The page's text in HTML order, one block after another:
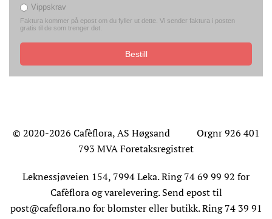
Vippskrav
Faktura kommer på epost om du fyller ut dette. Vi sender faktura i posten
gratis til de som trenger det.
Bestill
© 2020-2026 Cafèflora, AS Høgsand Orgnr 926 401
793 MVA Foretaksregistret
Leknessjøveien 154, 7994 Leka. Ring 74 69 99 92 for
Cafèflora og varelevering. Send epost til
post@cafeflora.nofor blomster eller butikk. Ring 74 39 91